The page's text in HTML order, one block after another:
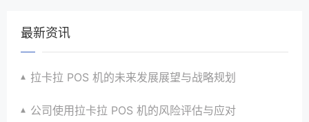
最新资讯
拉卡拉 POS 机的未来发展展望与战略规划
公司使用拉卡拉 POS 机的风险评估与应对